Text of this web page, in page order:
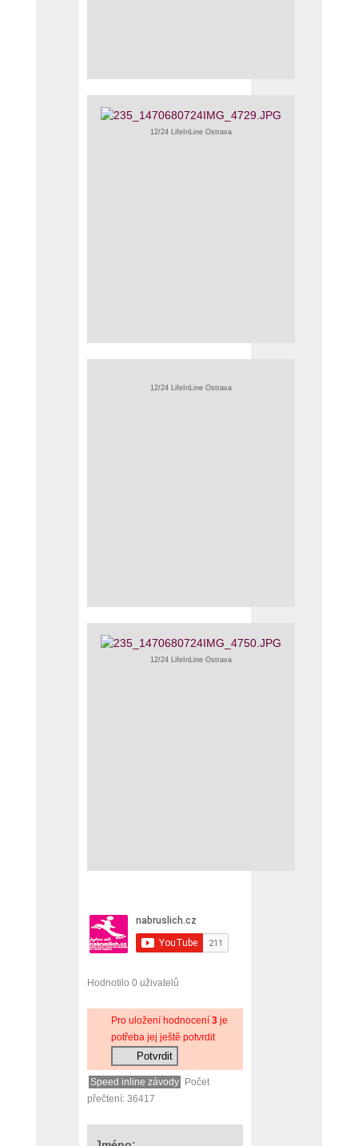
12/24 LifeInLine Ostrava
12/24 LifeInLine Ostrava
12/24 LifeInLine Ostrava
Hodnotilo 0 uživatelů
Pro uložení hodnocení 3je
potřeba jej ještě potvrdit
Speed inline závody
Počet
přečtení: 36417